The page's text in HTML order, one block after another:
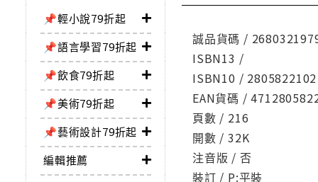
📌輕小說79折起
📌語言學習79折起
📌飲食79折起
📌美術79折起
📌藝術設計79折起
編輯推薦
誠品貨碼 /
ISBN13 /
ISBN10 / 2805822102
EAN貨碼 /
頁數 / 216
開數 / 32K
注音版 / 否
裝訂 / P:平裝